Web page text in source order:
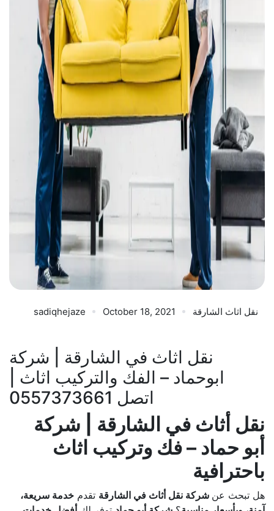
sadiqhejaze October 18, 2021 نقل اثاث الشارقة
نقل اثاث في الشارقة | شركة
ابوحماد – الفك والتركيب اثاث |
اتصل 0557373661
نقل أثاث في الشارقة | شركة
أبو حماد – فك وتركيب اثاث
باحترافية
هل تبحث عن شركة نقل أثاث في الشارقة تقدم خدمة سريعة،